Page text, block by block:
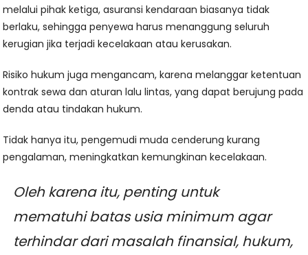
melalui pihak ketiga, asuransi kendaraan biasanya tidak
berlaku, sehingga penyewa harus menanggung seluruh
kerugian jika terjadi kecelakaan atau kerusakan.
Risiko hukum juga mengancam, karena melanggar ketentuan
kontrak sewa dan aturan lalu lintas, yang dapat berujung pada
denda atau tindakan hukum.
Tidak hanya itu, pengemudi muda cenderung kurang
pengalaman, meningkatkan kemungkinan kecelakaan.
Oleh karena itu, penting untuk
mematuhi batas usia minimum agar
terhindar dari masalah finansial, hukum,